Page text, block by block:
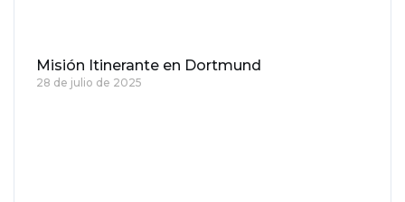
Misión Itinerante en Dortmund
28 de julio de 2025